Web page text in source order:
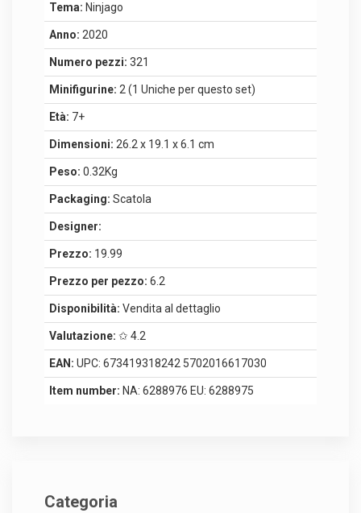
Tema: Ninjago
Anno: 2020
Numero pezzi: 321
Minifigurine: 2 (1 Uniche per questo set)
Età: 7+
Dimensioni: 26.2 x 19.1 x 6.1 cm
Peso: 0.32Kg
Packaging: Scatola
Designer:
Prezzo: 19.99
Prezzo per pezzo: 6.2
Disponibilità: Vendita al dettaglio
Valutazione: ✩ 4.2
EAN: UPC: 673419318242 5702016617030
Item number: NA: 6288976 EU: 6288975
Categoria